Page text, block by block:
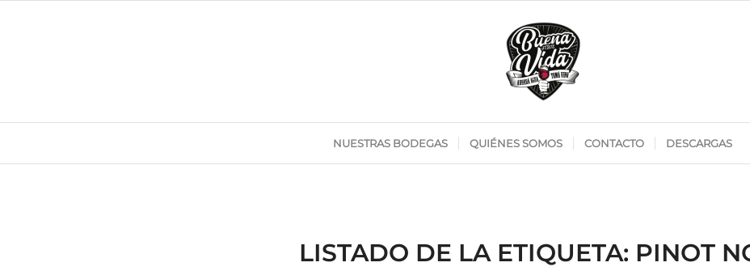
NUESTRAS BODEGAS QUIÉNES SOMOS CONTACTO DESCARGAS
LISTADO DE LA ETIQUETA: PINOT